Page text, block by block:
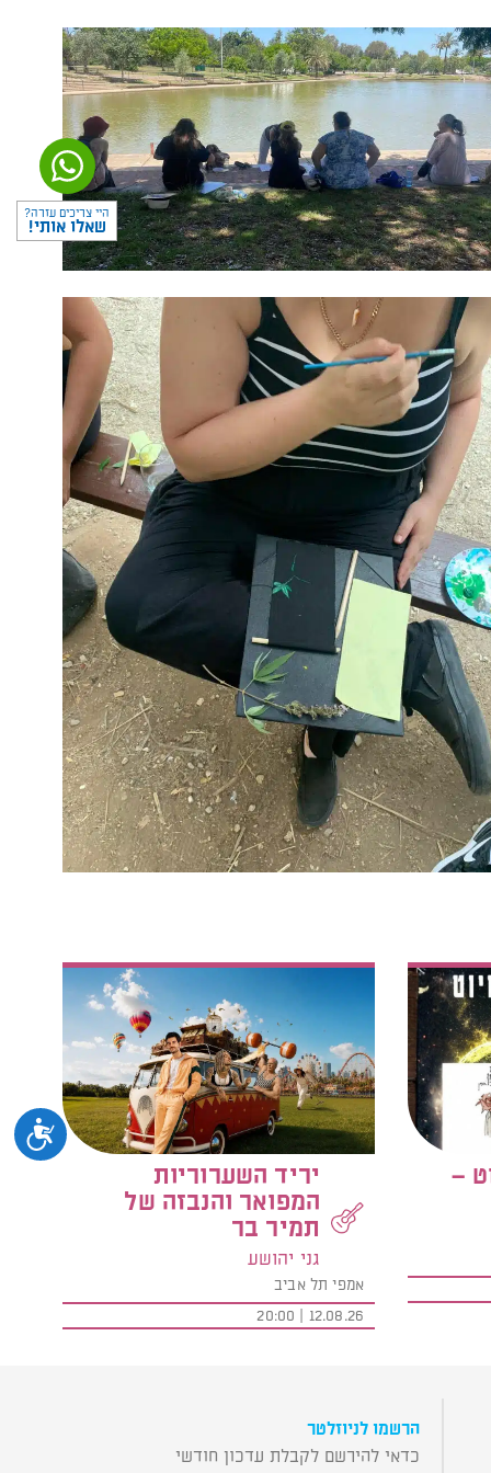
–
יריד השערוריות
המפואר והנבזה של
תמיר בר
גני יהושע
אמפי תל אביב
12.08.26 | 20:00
היי צריכים עזרה?
שאלו אותי!
הרשמו לניוזלטר
כדאי להירשם לקבלת עדכון חודשי